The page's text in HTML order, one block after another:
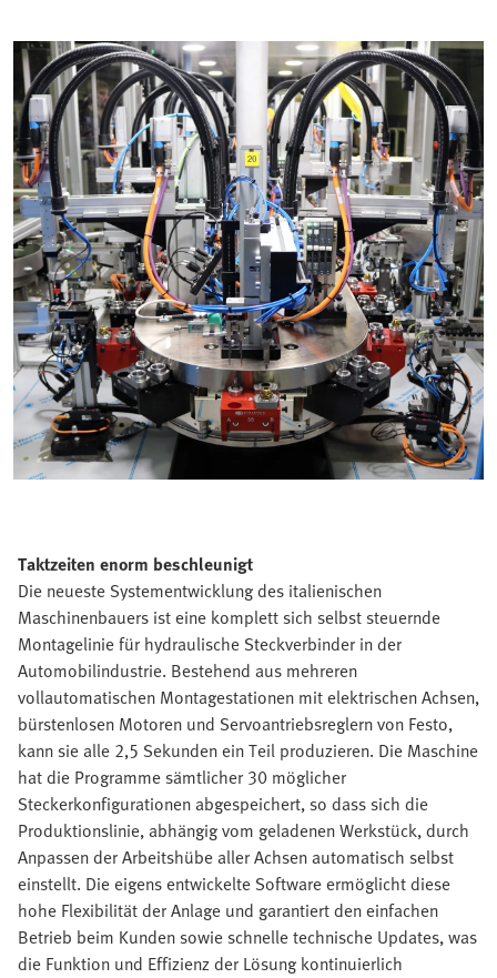
Taktzeiten enorm beschleunigt
Die neueste Systementwicklung des italienischen
Maschinenbauers ist eine komplett sich selbst steuernde
Montagelinie für hydraulische Steckverbinder in der
Automobilindustrie. Bestehend aus mehreren
vollautomatischen Montagestationen mit elektrischen Achsen,
bürstenlosen Motoren und Servoantriebsreglern von Festo,
kann sie alle 2,5 Sekunden ein Teil produzieren. Die Maschine
hat die Programme sämtlicher 30 möglicher
Steckerkonfigurationen abgespeichert, so dass sich die
Produktionslinie, abhängig vom geladenen Werkstück, durch
Anpassen der Arbeitshübe aller Achsen automatisch selbst
einstellt. Die eigens entwickelte Software ermöglicht diese
hohe Flexibilität der Anlage und garantiert den einfachen
Betrieb beim Kunden sowie schnelle technische Updates, was
die Funktion und Effizienz der Lösung kontinuierlich